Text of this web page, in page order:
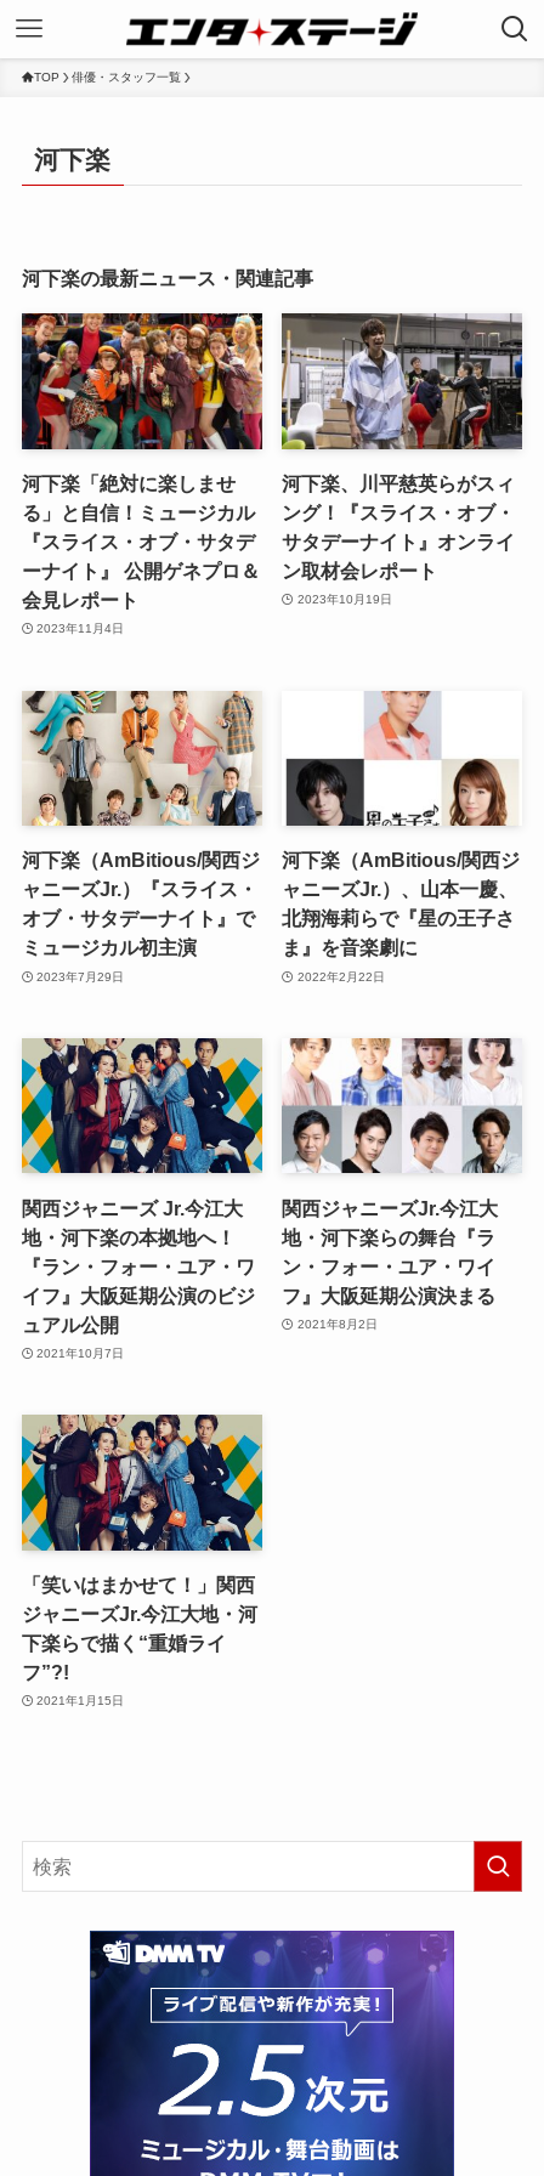
TOP 俳優・スタッフ一覧
河下楽
河下楽の最新ニュース・関連記事
河下楽「絶対に楽しませ
る」と自信！ミュージカル
『スライス・オブ・サタデ
ーナイト』 公開ゲネプロ＆
会見レポート
2023年11月4日
河下楽、川平慈英らがスィ
ング！『スライス・オブ・
サタデーナイト』オンライ
ン取材会レポート
2023年10月19日
河下楽（AmBitious/関⻄ジ
ャニーズJr.）『スライス・
オブ・サタデーナイト』で
ミュージカル初主演
2023年7月29日
河下楽（AmBitious/関西ジ
ャニーズJr.）、山本一慶、
北翔海莉らで『星の王子さ
ま』を音楽劇に
2022年2月22日
関西ジャニーズ Jr.今江大
地・河下楽の本拠地へ！
『ラン・フォー・ユア・ワ
イフ』大阪延期公演のビジ
ュアル公開
2021年10月7日
関西ジャニーズJr.今江大
地・河下楽らの舞台『ラ
ン・フォー・ユア・ワイ
フ』大阪延期公演決まる
2021年8月2日
「笑いはまかせて！」関⻄
ジャニーズJr.今江大地・河
下楽らで描く“重婚ライ
フ”?!
2021年1月15日